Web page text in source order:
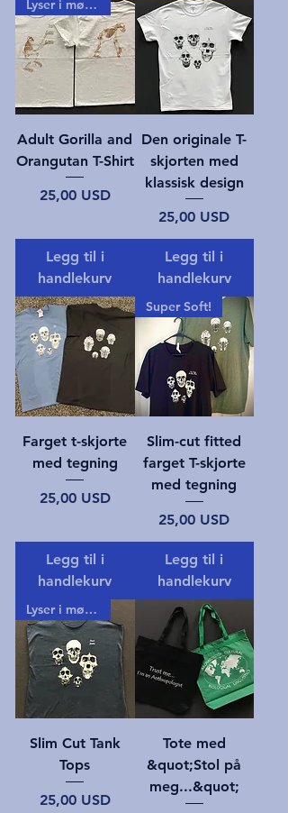
Lyser i mørket!
Adult Gorilla and
Orangutan T-Shirt
Pris
25,00 USD
Legg til i
handlekurv
Den originale T-
skjorten med
klassisk design
Pris
25,00 USD
Legg til i
handlekurv
Farget t-skjorte
med tegning
Pris
25,00 USD
Legg til i
handlekurv
Super Soft!
Slim-cut fitted
farget T-skjorte
med tegning
Pris
25,00 USD
Legg til i
handlekurv
Lyser i mørket!
Slim Cut Tank
Tops
Pris
25,00 USD
Tote med
&quot;Stol på
meg...&quot;